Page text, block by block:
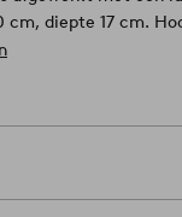
diepte 17 cm.
in totaal, maar we
van de
doek.
rij, bijvoorbeeld